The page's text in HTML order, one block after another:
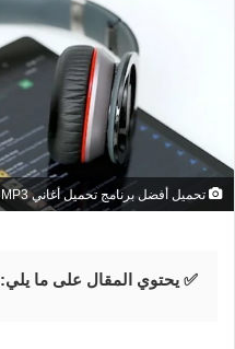
تحميل أفضل برنامج تحميل أغاني MP3 للكمبيوتر مجاناً 2021
✅ يحتوي المقال على ما يلي: